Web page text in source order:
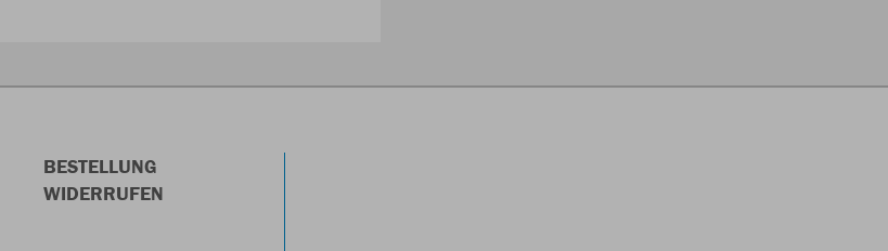
BESTELLUNG
WIDERRUFEN